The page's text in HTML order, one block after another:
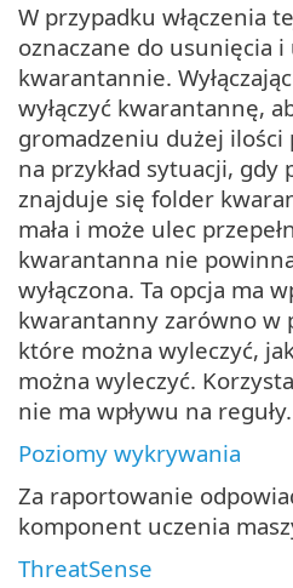
W przypadku włączenia
oznaczane do usunięcia
kwarantannie.
wyłączyć kwarantannę,
gromadzeniu dużej ilości
na przykład sytuacji,
znajduje się folder
mała i może ulec
kwarantanna nie
wyłączona. Ta opcja ma
kwarantanny zarówno w
które można wyleczyć,
można wyleczyć.
nie ma wpływu na reguły.
Poziomy wykrywania
Za raportowanie
komponent uczenia
ThreatSense